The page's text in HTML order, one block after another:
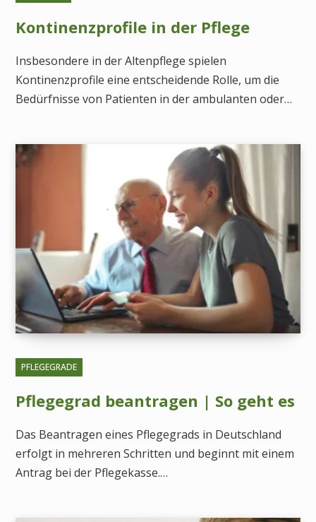
Kontinenzprofile in der Pflege
Insbesondere in der Altenpflege spielen
Kontinenzprofile eine entscheidende Rolle, um die
Bedürfnisse von Patienten in der ambulanten oder…
PFLEGEGRADE
Pflegegrad beantragen | So geht es
Das Beantragen eines Pflegegrads in Deutschland
erfolgt in mehreren Schritten und beginnt mit einem
Antrag bei der Pflegekasse.…